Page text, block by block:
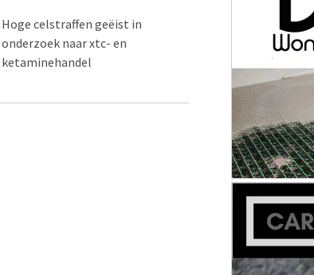
Hoge celstraffen geëist in
onderzoek naar xtc- en
ketaminehandel